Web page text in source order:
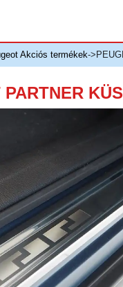
Akciós termékek-
PARTNER